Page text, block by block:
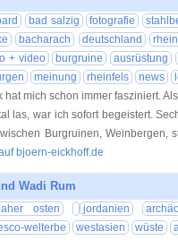
bad salzig fotografie
bacharach deutschland
+ video burgruine
ausrüstung
meinung rheinfels news
hat mich schon immer fasziniert.
las, war ich sofort begeistert.
Burgruinen, Weinbergen,
bjoern-eickhoff.de
Wadi Rum
osten jordanien
welterbe westasien wüste